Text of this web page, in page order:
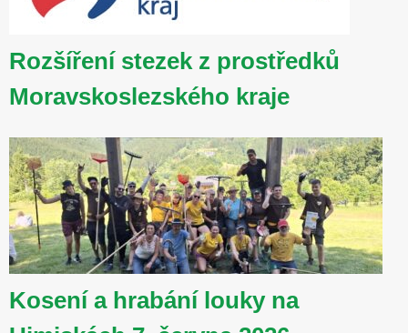
Rozšíření stezek z prostředků
Moravskoslezského kraje
Kosení a hrabání louky na